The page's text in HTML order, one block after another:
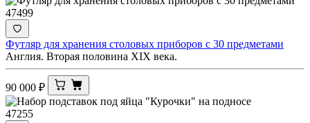
47499
Футляр для хранения столовых приборов с 30 предметами
Англия. Вторая половина XIX века.
90 000 ₽
47255